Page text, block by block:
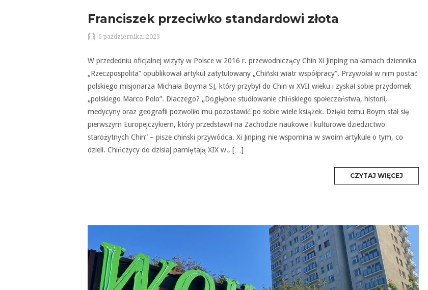
Franciszek przeciwko standardowi złota
6 października, 2023
W przededniu oficjalnej wizyty w Polsce w 2016 r. przewodniczący Chin Xi Jinping na łamach dziennika
„Rzeczpospolita” opublikował artykuł zatytułowany „Chiński wiatr współpracy”. Przywołał w nim postać
polskiego misjonarza Michała Boyma SJ, który przybył do Chin w XVII wieku i zyskał sobie przydomek
„polskiego Marco Polo”. Dlaczego? „Dogłębne studiowanie chińskiego społeczeństwa, historii,
medycyny oraz geografii pozwoliło mu pozostawić po sobie wiele książek. Dzięki temu Boym stał się
pierwszym Europejczykiem, który przedstawił na Zachodzie naukowe i kulturowe dziedzictwo
starożytnych Chin” – pisze chiński przywódca. Xi Jinping nie wspomina w swoim artykule o tym, co
dzieli. Chińczycy do dzisiaj pamiętają XIX w., […]
CZYTAJ WIĘCEJ